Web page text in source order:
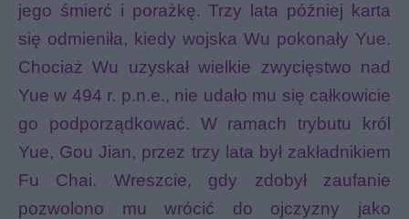
jego śmierć i porażkę. Trzy lata później karta
się odmieniła, kiedy wojska Wu pokonały Yue.
Chociaż Wu uzyskał wielkie zwycięstwo nad
Yue w 494 r. p.n.e., nie udało mu się całkowicie
go podporządkować. W ramach trybutu król
Yue, Gou Jian, przez trzy lata był zakładnikiem
Fu Chai. Wreszcie, gdy zdobył zaufanie
pozwolono mu wrócić do ojczyzny jako